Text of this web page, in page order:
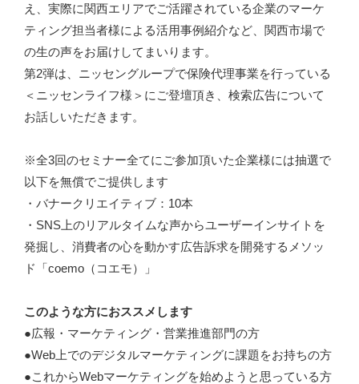
え、実際に関西エリアでご活躍されている企業のマーケ
ティング担当者様による活用事例紹介など、関西市場で
の生の声をお届けしてまいります。
第2弾は、ニッセングループで保険代理事業を行っている
＜ニッセンライフ様＞にご登壇頂き、検索広告について
お話しいただきます。
※全3回のセミナー全てにご参加頂いた企業様には抽選で
以下を無償でご提供します
・バナークリエイティブ：10本
・SNS上のリアルタイムな声からユーザーインサイトを
発掘し、消費者の心を動かす広告訴求を開発するメソッ
ド「coemo（コエモ）」
このような方におススメします
●広報・マーケティング・営業推進部門の方
●Web上でのデジタルマーケティングに課題をお持ちの方
●これからWebマーケティングを始めようと思っている方